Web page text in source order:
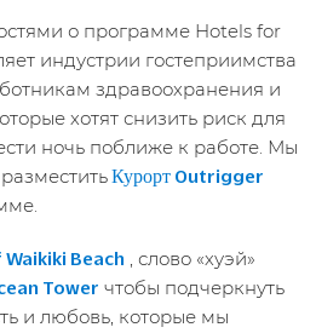
о программе Hotels for
индустрии гостеприимства
здравоохранения и
хотят снизить риск для
ночь поближе к работе. Мы
Курорт Outrigger
Beach , слово «хуэй»
Tower чтобы подчеркнуть
и любовь, которые мы